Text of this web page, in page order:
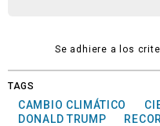
Se adhiere a los
TAGS
CAMBIO CLIMÁTICO
DONALD TRUMP